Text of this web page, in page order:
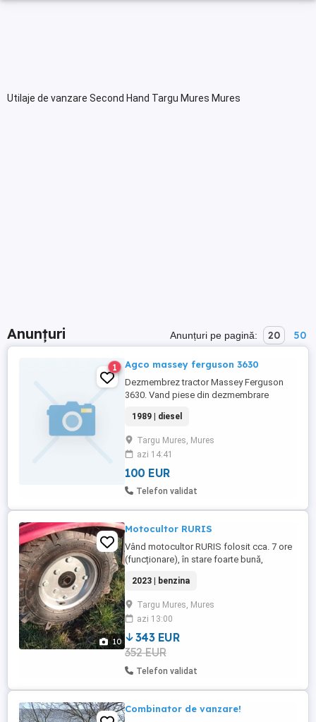
Utilaje de vanzare Second Hand Targu Mures Mures
Anunțuri Anunțuri pe pagină: 20 50
1 Agco massey ferguson 3630
Dezmembrez tractor Massey Ferguson
3630. Vand piese din dezmembrare
complet , roti cu genti uzura fata 50, spate
uzura 20 ,piese cutie de viteza si
transmisie, data fabricatiei: 1989,
kilometraj: 5600, tip de combustibil:
Diesel, dotari: Avariata
1989 | diesel
Targu Mures, Mures
azi 14:41
100 EUR
Telefon validat
10
Motocultor RURIS
Vând motocultor RURIS folosit cca. 7 ore
(funcționare), în stare foarte bună,
freze metalice. Benzină 7 cp. A fost folosit
doar la frezat de suprafață în grădina de
legume 1 ar suprafață... Cumpărat de nou
de la Leroy Merlin.
2023 | benzina
Targu Mures, Mures
azi 13:00
343 EUR
352 EUR
Telefon validat
Combinator de vanzare!